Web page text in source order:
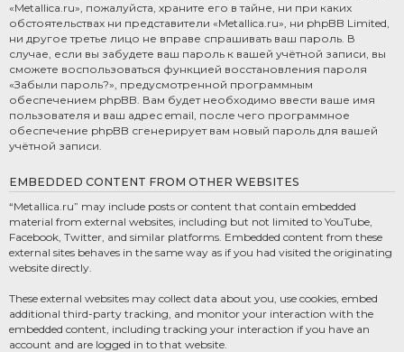
«Metallica.ru», пожалуйста, храните его в тайне, ни при каких
обстоятельствах ни представители «Metallica.ru», ни phpBB Limited,
ни другое третье лицо не вправе спрашивать ваш пароль. В
случае, если вы забудете ваш пароль к вашей учётной записи, вы
сможете воспользоваться функцией восстановления пароля
«Забыли пароль?», предусмотренной программным
обеспечением phpBB. Вам будет необходимо ввести ваше имя
пользователя и ваш адрес email, после чего программное
обеспечение phpBB сгенерирует вам новый пароль для вашей
учётной записи.
EMBEDDED CONTENT FROM OTHER WEBSITES
“Metallica.ru” may include posts or content that contain embedded
material from external websites, including but not limited to YouTube,
Facebook, Twitter, and similar platforms. Embedded content from these
external sites behaves in the same way as if you had visited the originating
website directly.
These external websites may collect data about you, use cookies, embed
additional third-party tracking, and monitor your interaction with the
embedded content, including tracking your interaction if you have an
account and are logged in to that website.